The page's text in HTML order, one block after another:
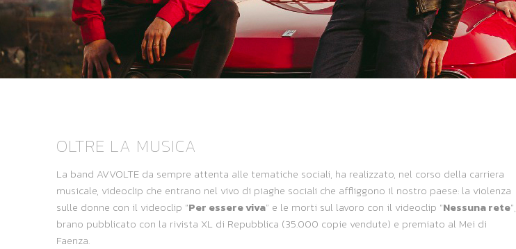
OLTRE LA MUSICA
La band AVVOLTE da sempre attenta alle tematiche sociali, ha realizzato, nel corso della carriera
musicale, videoclip che entrano nel vivo di piaghe sociali che affliggono il nostro paese: la violenza
sulle donne con il videoclip “Per essere viva” e le morti sul lavoro con il videoclip “Nessuna rete”,
brano pubblicato con la rivista XL di Repubblica (35.000 copie vendute) e premiato al Mei di
Faenza.